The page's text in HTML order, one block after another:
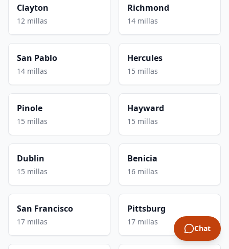
Clayton
12 millas
Richmond
14 millas
San Pablo
14 millas
Hercules
15 millas
Pinole
15 millas
Hayward
15 millas
Dublin
15 millas
Benicia
16 millas
San Francisco
17 millas
Pittsburg
17 millas
Chat